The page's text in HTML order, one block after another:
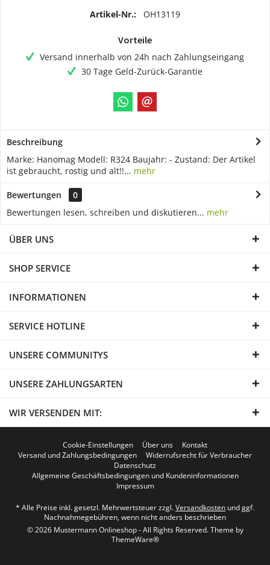
Artikel-Nr.: OH13119
Vorteile
Versand innerhalb von 24h nach Zahlungseingang
30 Tage Geld-Zurück-Garantie
Beschreibung
Marke: Hanomag Modell: R324 Baujahr: - Zustand: Der Artikel
ist gebraucht, rostig und alt!!... mehr
Bewertungen
0
Bewertungen lesen, schreiben und diskutieren... mehr
ÜBER UNS
SHOP SERVICE
INFORMATIONEN
SERVICE HOTLINE
UNSERE COMMUNITYS
UNSERE ZAHLUNGSARTEN
WIR VERSENDEN MIT:
Cookie-Einstellungen Über uns
Kontakt
Versand und Zahlungsbedingungen
Widerrufsrecht für Verbraucher
Datenschutz
Allgemeine Geschäftsbedingungen und Kundeninformationen
Impressum
* Alle Preise inkl. gesetzl. Mehrwertsteuer zzgl.Versandkosten und ggf.
Nachnahmegebühren, wenn nicht anders beschrieben
© 2026 Mustermann Onlineshop - All Rights Reserved. Theme by
ThemeWare®